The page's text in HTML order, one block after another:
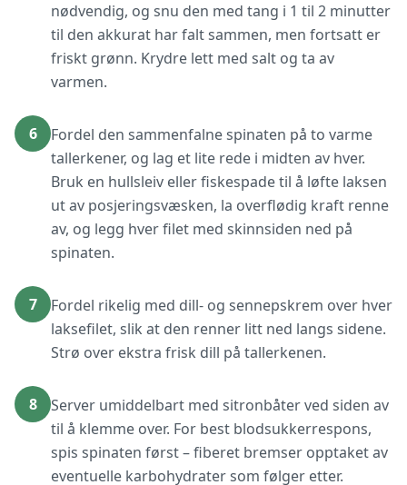
nødvendig, og snu den med tang i 1 til 2 minutter
til den akkurat har falt sammen, men fortsatt er
friskt grønn. Krydre lett med salt og ta av
varmen.
6
Fordel den sammenfalne spinaten på to varme
tallerkener, og lag et lite rede i midten av hver.
Bruk en hullsleiv eller fiskespade til å løfte laksen
ut av posjeringsvæsken, la overflødig kraft renne
av, og legg hver filet med skinnsiden ned på
spinaten.
7
Fordel rikelig med dill- og sennepskrem over hver
laksefilet, slik at den renner litt ned langs sidene.
Strø over ekstra frisk dill på tallerkenen.
8
Server umiddelbart med sitronbåter ved siden av
til å klemme over. For best blodsukkerrespons,
spis spinaten først – fiberet bremser opptaket av
eventuelle karbohydrater som følger etter.